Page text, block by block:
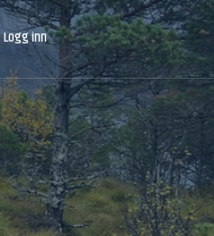
Logg inn